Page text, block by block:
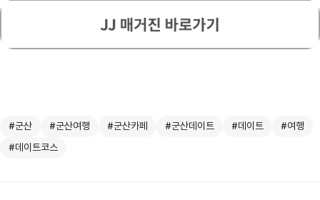
#군산 #군산여행 #군산카페 #군산데이트 #데이트
#여행
#데이트코스